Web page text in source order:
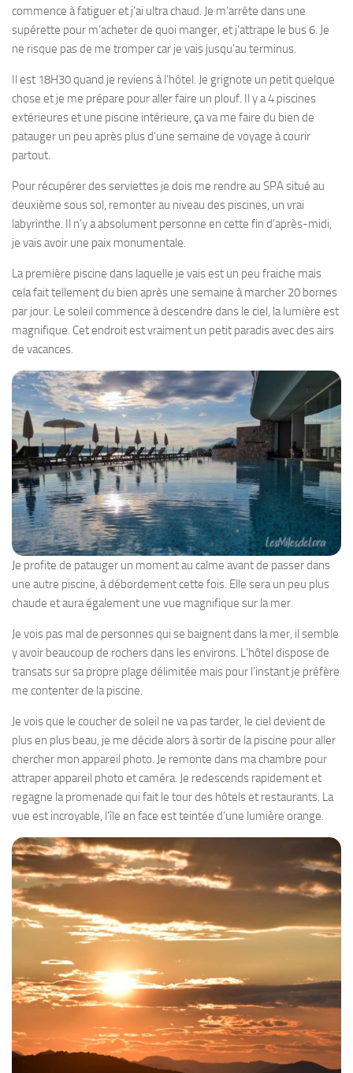
commence à fatiguer et j’ai ultra chaud. Je m’arrête dans une
supérette pour m’acheter de quoi manger, et j’attrape le bus 6. Je
ne risque pas de me tromper car je vais jusqu’au terminus.
Il est 18H30 quand je reviens à l’hôtel. Je grignote un petit quelque
chose et je me prépare pour aller faire un plouf. Il y a 4 piscines
extérieures et une piscine intérieure, ça va me faire du bien de
patauger un peu après plus d’une semaine de voyage à courir
partout.
Pour récupérer des serviettes je dois me rendre au SPA situé au
deuxième sous sol, remonter au niveau des piscines, un vrai
labyrinthe. Il n’y a absolument personne en cette fin d’après-midi,
je vais avoir une paix monumentale.
La première piscine dans laquelle je vais est un peu fraiche mais
cela fait tellement du bien après une semaine à marcher 20 bornes
par jour. Le soleil commence à descendre dans le ciel, la lumière est
magnifique. Cet endroit est vraiment un petit paradis avec des airs
de vacances.
Je profite de patauger un moment au calme avant de passer dans
une autre piscine, à débordement cette fois. Elle sera un peu plus
chaude et aura également une vue magnifique sur la mer.
Je vois pas mal de personnes qui se baignent dans la mer, il semble
y avoir beaucoup de rochers dans les environs. L’hôtel dispose de
transats sur sa propre plage délimitée mais pour l’instant je préfère
me contenter de la piscine.
Je vois que le coucher de soleil ne va pas tarder, le ciel devient de
plus en plus beau, je me décide alors à sortir de la piscine pour aller
chercher mon appareil photo. Je remonte dans ma chambre pour
attraper appareil photo et caméra. Je redescends rapidement et
regagne la promenade qui fait le tour des hôtels et restaurants. La
vue est incroyable, l’île en face est teintée d’une lumière orange.